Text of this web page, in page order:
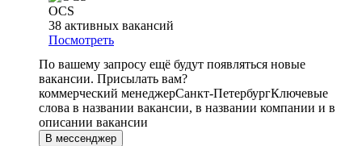
OCS
38 активных вакансий
Посмотреть
По вашему запросу ещё будут появляться новые
вакансии. Присылать вам?
коммерческий менеджерСанкт-ПетербургКлючевые
слова в названии вакансии, в названии компании и в
описании вакансии
В мессенджер